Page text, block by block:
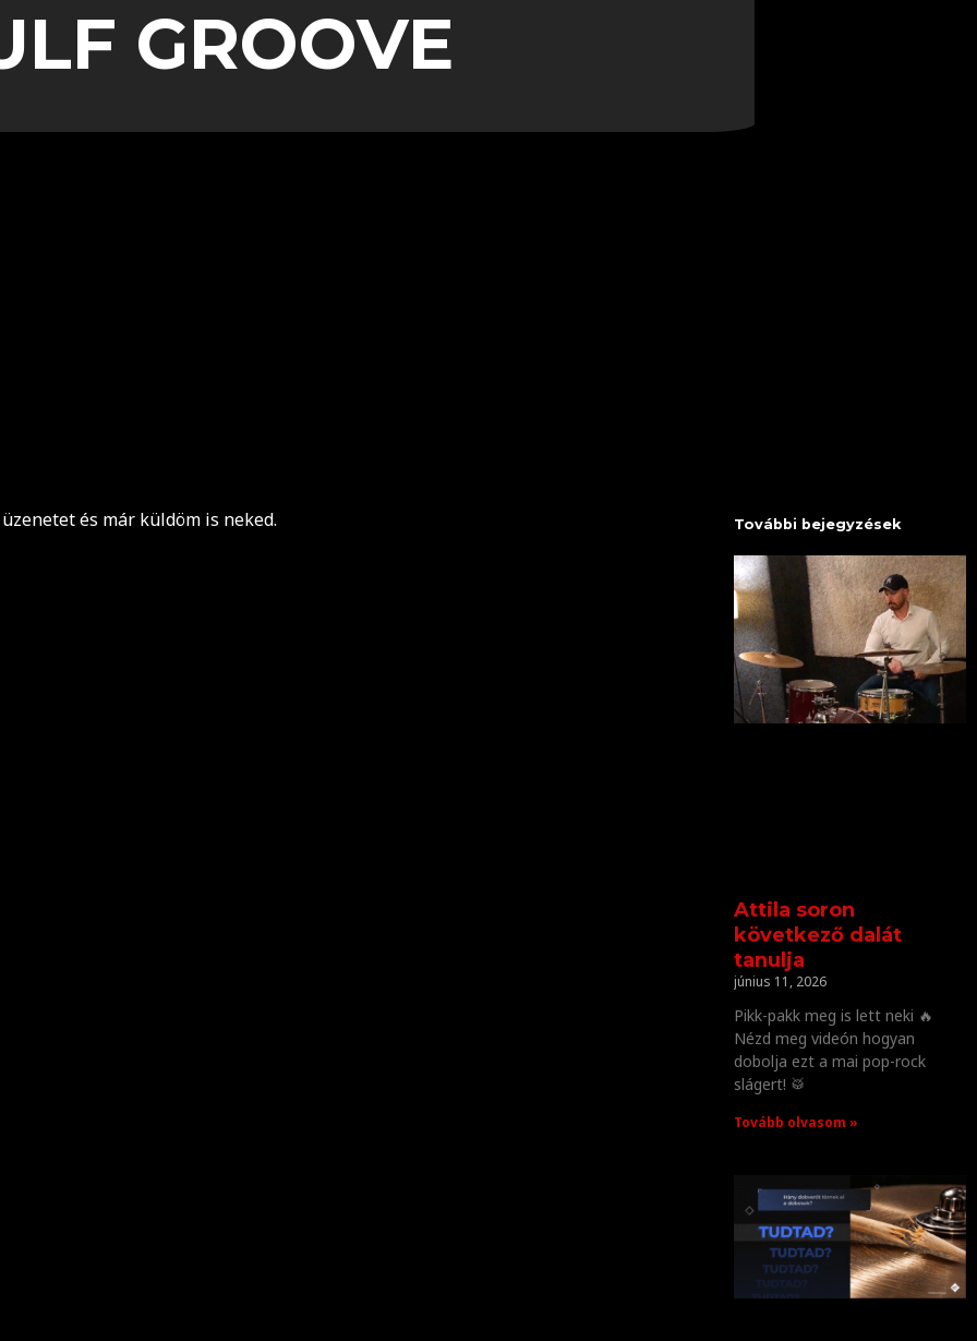
GROOVE
és már küldöm is neked. További bejegyzések
Attila soron
következő dalát
tanulja
június 11, 2026
Pikk-pakk meg is lett neki 🔥
Nézd meg videón hogyan
dobolja ezt a mai pop-rock
slágert! 🥁
Tovább olvasom »